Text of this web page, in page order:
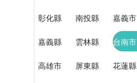
彰化縣 南投縣 嘉義市
嘉義縣 雲林縣 台南市
高雄市 屏東縣 花蓮縣